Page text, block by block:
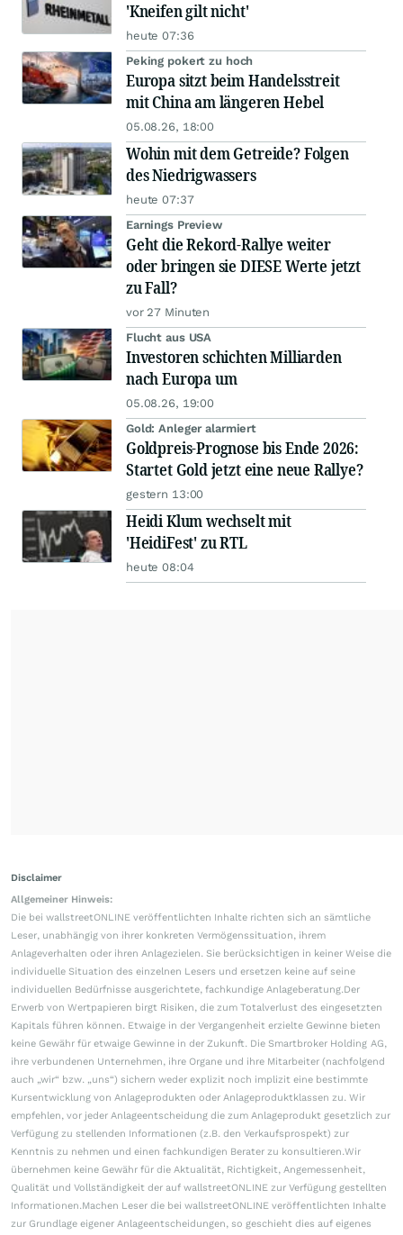
'Kneifen gilt nicht'
heute 07:36
Peking pokert zu hoch
Europa sitzt beim Handelsstreit
mit China am längeren Hebel
05.08.26, 18:00
Wohin mit dem Getreide? Folgen
des Niedrigwassers
heute 07:37
Earnings Preview
Geht die Rekord-Rallye weiter
oder bringen sie DIESE Werte jetzt
zu Fall?
vor 27 Minuten
Flucht aus USA
Investoren schichten Milliarden
nach Europa um
05.08.26, 19:00
Gold: Anleger alarmiert
Goldpreis-Prognose bis Ende 2026:
Startet Gold jetzt eine neue Rallye?
gestern 13:00
Heidi Klum wechselt mit
'HeidiFest' zu RTL
heute 08:04
Disclaimer
Allgemeiner Hinweis:
Die bei wallstreetONLINE veröffentlichten Inhalte richten sich an sämtliche
Leser, unabhängig von ihrer konkreten Vermögenssituation, ihrem
Anlageverhalten oder ihren Anlagezielen. Sie berücksichtigen in keiner Weise die
individuelle Situation des einzelnen Lesers und ersetzen keine auf seine
individuellen Bedürfnisse ausgerichtete, fachkundige Anlageberatung.Der
Erwerb von Wertpapieren birgt Risiken, die zum Totalverlust des eingesetzten
Kapitals führen können. Etwaige in der Vergangenheit erzielte Gewinne bieten
keine Gewähr für etwaige Gewinne in der Zukunft. Die Smartbroker Holding AG,
ihre verbundenen Unternehmen, ihre Organe und ihre Mitarbeiter (nachfolgend
auch „wir“ bzw. „uns“) sichern weder explizit noch implizit eine bestimmte
Kursentwicklung von Anlageprodukten oder Anlageproduktklassen zu. Wir
empfehlen, vor jeder Anlageentscheidung die zum Anlageprodukt gesetzlich zur
Verfügung zu stellenden Informationen (z.B. den Verkaufsprospekt) zur
Kenntnis zu nehmen und einen fachkundigen Berater zu konsultieren.Wir
übernehmen keine Gewähr für die Aktualität, Richtigkeit, Angemessenheit,
Qualität und Vollständigkeit der auf wallstreetONLINE zur Verfügung gestellten
Informationen.Machen Leser die bei wallstreetONLINE veröffentlichten Inhalte
zur Grundlage eigener Anlageentscheidungen, so geschieht dies auf eigenes